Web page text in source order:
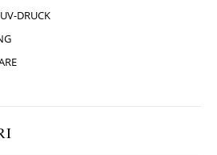
DRUCK